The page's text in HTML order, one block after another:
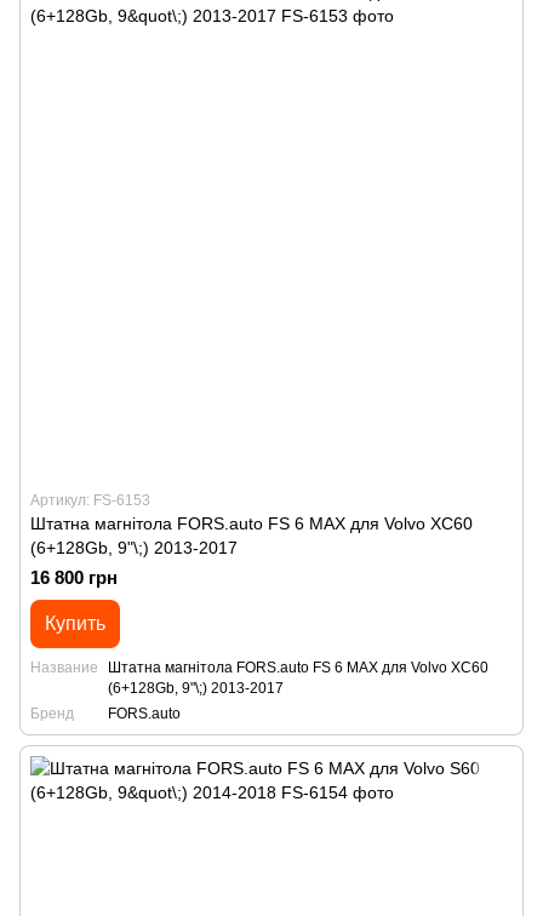
Артикул: FS-6153
Штатна магнітола FORS.auto FS 6 MAX для Volvo XC60
(6+128Gb, 9"\;) 2013-2017
16 800 грн
Купить
Название
Штатна магнітола FORS.auto FS 6 MAX для Volvo XC60
(6+128Gb, 9"\;) 2013-2017
Бренд
FORS.auto